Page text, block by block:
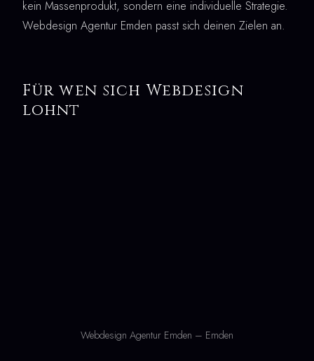
kein Massenprodukt, sondern eine individuelle Strategie.
Webdesign Agentur Emden passt sich deinen Zielen an.
Für wen sich Webdesign
lohnt
Webdesign Agentur Emden – Emden